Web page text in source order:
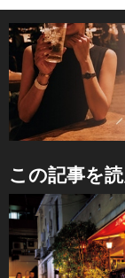
この記事を